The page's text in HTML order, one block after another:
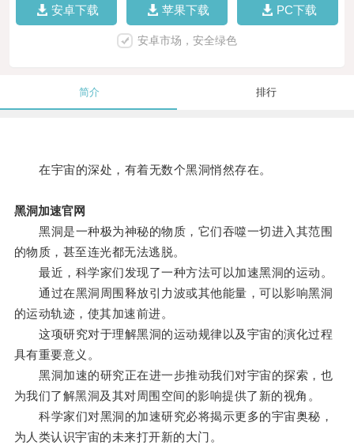
安卓下载 苹果下载 PC下载
安卓市场，安全绿色
简介 排行
在宇宙的深处，有着无数个黑洞悄然存在。
黑洞加速官网
黑洞是一种极为神秘的物质，它们吞噬一切进入其范围
的物质，甚至连光都无法逃脱。
最近，科学家们发现了一种方法可以加速黑洞的运动。
通过在黑洞周围释放引力波或其他能量，可以影响黑洞
的运动轨迹，使其加速前进。
这项研究对于理解黑洞的运动规律以及宇宙的演化过程
具有重要意义。
黑洞加速的研究正在进一步推动我们对宇宙的探索，也
为我们了解黑洞及其对周围空间的影响提供了新的视角。
科学家们对黑洞的加速研究必将揭示更多的宇宙奥秘，
为人类认识宇宙的未来打开新的大门。